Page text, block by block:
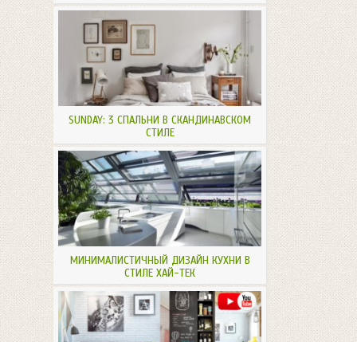
SUNDAY: 3 СПАЛЬНИ В СКАНДИНАВСКОМ
СТИЛЕ
МИНИМАЛИСТИЧНЫЙ ДИЗАЙН КУХНИ В
СТИЛЕ ХАЙ-ТЕК